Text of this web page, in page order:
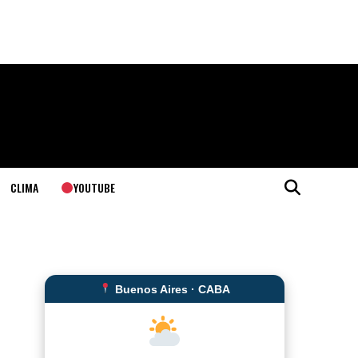
CLIMA YOUTUBE
Buenos Aires · CABA